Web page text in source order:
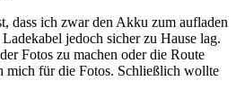
dass ich zwar den Akku zum aufladen
jedoch sicher zu Hause lag.
Fotos zu machen oder die Route
mich für die Fotos. Schließlich wollte